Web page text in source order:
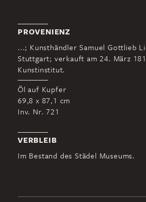
PROVENIENZ
...; Kunsthändler Samuel Gottlieb
Stuttgart; verkauft am 24. März
Kunstinstitut.
Öl auf Kupfer
69,8 x 87,1 cm
Inv. Nr. 721
VERBLEIB
Im Bestand des Städel Museums.